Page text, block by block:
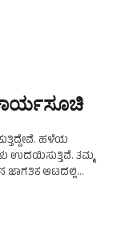
ಹಳೆಯ
ಉದಯಿಸುತ್ತಿವೆ. ತಮ್ಮ
ಜಾಗತಿಕ ಆಟದಲ್ಲಿ